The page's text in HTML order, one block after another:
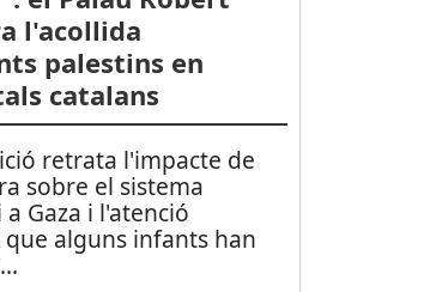
l'acollida
palestins en
catalans
retrata l'impacte de
sobre el sistema
Gaza i l'atenció
que alguns infants han
...